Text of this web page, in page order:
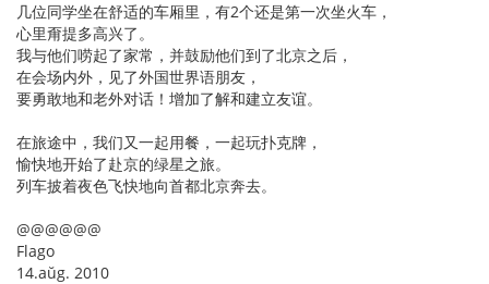
几位同学坐在舒适的车厢里，有2个还是第一次坐火车，
心里甭提多高兴了。
我与他们唠起了家常，并鼓励他们到了北京之后，
在会场内外，见了外国世界语朋友，
要勇敢地和老外对话！增加了解和建立友谊。
在旅途中，我们又一起用餐，一起玩扑克牌，
愉快地开始了赴京的绿星之旅。
列车披着夜色飞快地向首都北京奔去。
@@@@@@
Flago
14.aŭg. 2010